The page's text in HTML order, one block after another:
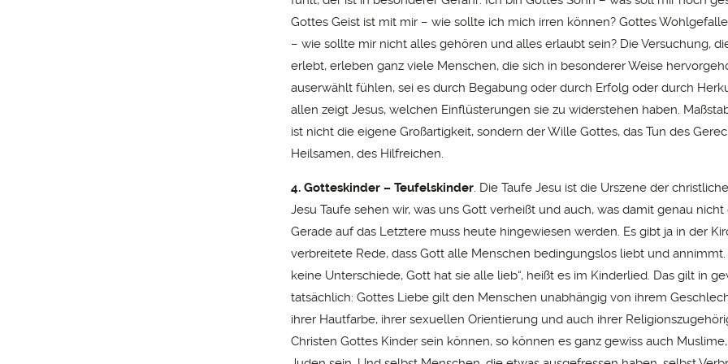
Gottes Geist ist mit mir – wie sollte ich mich irren können? Gottes
– wie sollte mir nicht alles gehören und alles erlaubt sein? Die Versuchung,
erlebt, erleben ganz viele Menschen, die sich in besonderer Weise
auserwählt fühlen, sei es durch Begabung oder durch Erfolg oder durch
allen zeigt Jesus, welchen Einflüsterungen sie zu widerstehen haben.
ist nicht die eigene Großartigkeit, sondern der Wille Gottes, das Tun des
Heilsamen, des Hilfreichen.
4. Gotteskinder – Teufelskinder. Die Taufe Jesu ist die Urszene der
Jesu Taufe sehen wir, was uns Gott verheißt und auch, was damit genau
Gerade auf das Letztere muss heute hingewiesen werden. Es gibt ja in der
verbreitete Rede, dass Gott alle Menschen bedingungslos liebt und annimmt.
keine Unterschiede, Gott hat sie alle lieb“, heißt es im Kinderlied. Das gilt in
tatsächlich: Gottes Liebe gilt den Menschen unabhängig von ihrem
ihrer Hautfarbe, ihrer sexuellen Orientierung und auch ihrer
Christen Gottes Kinder sein können, so können es ganz gewiss auch